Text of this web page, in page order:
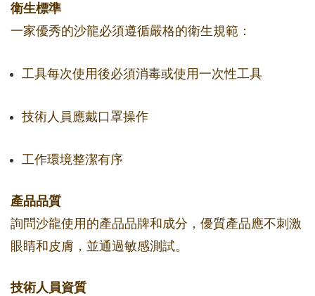
衛生標準
一家優秀的沙龍必須遵循嚴格的衛生規範：
工具每次使用後必須消毒或使用一次性工具
技術人員應戴口罩操作
工作環境整潔有序
產品品質
詢問沙龍使用的產品品牌和成分，優質產品應不刺激
眼睛和皮膚，並通過敏感測試。
技術人員資質